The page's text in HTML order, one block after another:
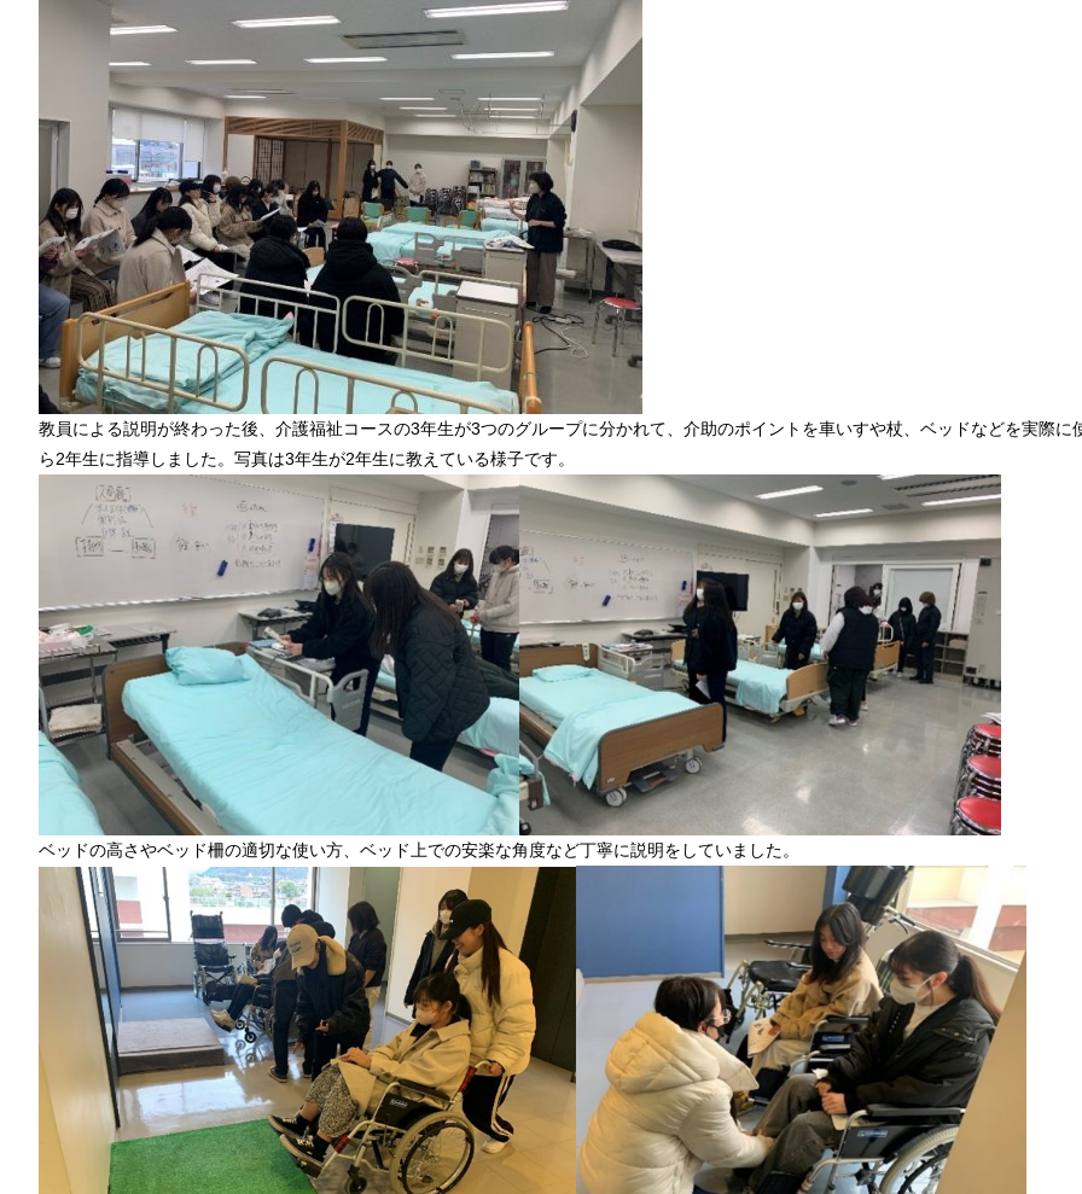
教員による説明が終わった後、介護福祉コースの3年生が3つのグループに分かれて、介助のポイントを車いすや杖、ベッドなどを実際に
ら2年生に指導しました。 写真は3年生が2年生に教えている様子です。
ベッドの高さやベッド柵の適切な使い方、ベッド上での安楽な角度など丁寧に説明をしていました。